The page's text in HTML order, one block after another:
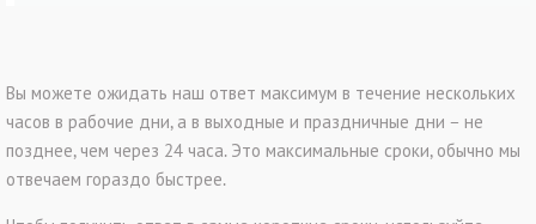
Вы можете ожидать наш ответ максимум в течение нескольких
часов в рабочие дни, а в выходные и праздничные дни – не
позднее, чем через 24 часа. Это максимальные сроки, обычно мы
отвечаем гораздо быстрее.